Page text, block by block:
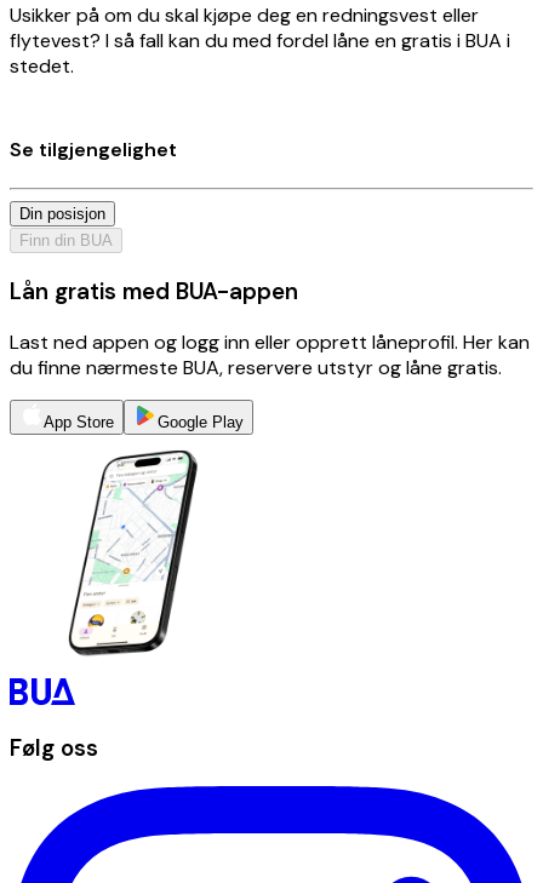
Usikker på om du skal kjøpe deg en redningsvest eller
flytevest? I så fall kan du med fordel låne en gratis i BUA i
stedet.
Se tilgjengelighet
Din posisjon
Finn din BUA
Lån gratis med BUA-appen
Last ned appen og logg inn eller opprett låneprofil. Her kan
du finne nærmeste BUA, reservere utstyr og låne gratis.
App Store Google Play
Følg oss